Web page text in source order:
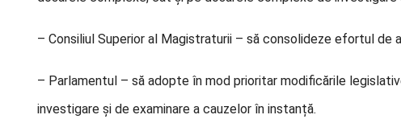
– Consiliul Superior al Magistraturii – să consolideze efortul de
– Parlamentul – să adopte în mod prioritar modificările
investigare și de examinare a cauzelor în instanță.